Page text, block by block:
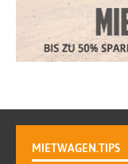
MIETWAGEN.TIPS